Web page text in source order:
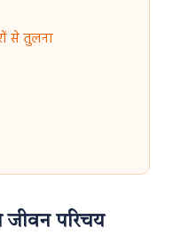
से तुलना
जीवन परिचय